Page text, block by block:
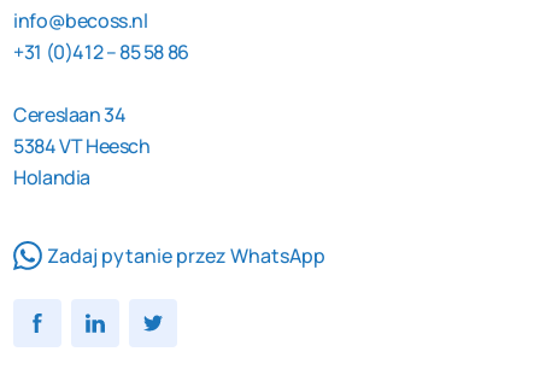
info@becoss.nl
+31 (0)412 – 85 58 86
Cereslaan 34
5384 VT Heesch
Holandia
Zadaj pytanie przez WhatsApp